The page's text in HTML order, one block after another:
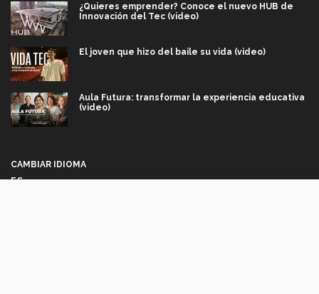
¿Quieres emprender? Conoce el nuevo HUB de
Innovación del Tec (video)
El joven que hizo del baile su vida (video)
Aula Futura: transformar la experiencia educativa
(video)
CAMBIAR IDIOMA
ES